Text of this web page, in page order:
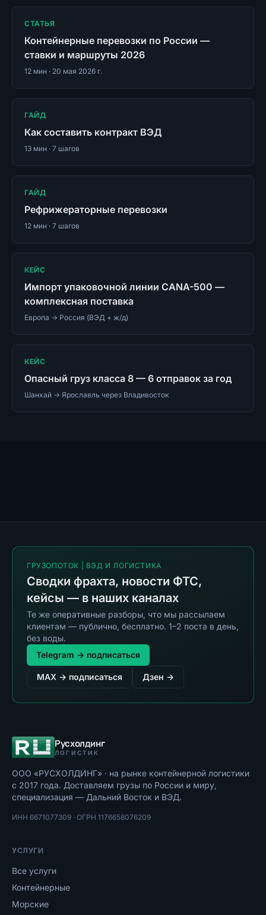
СТАТЬЯ
Контейнерные перевозки по России —
ставки и маршруты 2026
12 мин · 20 мая 2026 г.
ГАЙД
Как составить контракт ВЭД
13 мин · 7 шагов
ГАЙД
Рефрижераторные перевозки
12 мин · 7 шагов
КЕЙС
Импорт упаковочной линии CANA-500 —
комплексная поставка
Европа → Россия (ВЭД + ж/д)
КЕЙС
Опасный груз класса 8 — 6 отправок за год
Шанхай → Ярославль через Владивосток
ГРУЗОПОТОК | ВЭД И ЛОГИСТИКА
Сводки фрахта, новости ФТС,
кейсы — в наших каналах
Те же оперативные разборы, что мы рассылаем
клиентам — публично, бесплатно. 1–2 поста в день,
без воды.
Telegram → подписаться
MAX → подписаться Дзен →
Русхолдинг
ЛОГИСТИК
ООО «РУСХОЛДИНГ» · на рынке контейнерной логистики
с 2017 года. Доставляем грузы по России и миру,
специализация — Дальний Восток и ВЭД.
ИНН 6671077309 · ОГРН 1176658076209
УСЛУГИ
Все услуги
Контейнерные
Морские